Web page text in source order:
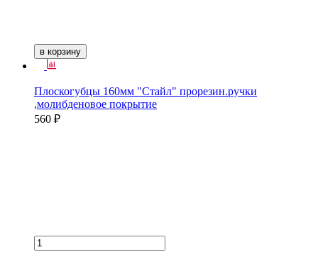
в корзину
Плоскогубцы 160мм "Стайл" прорезин.ручки
,молибденовое покрытие
560 ₽